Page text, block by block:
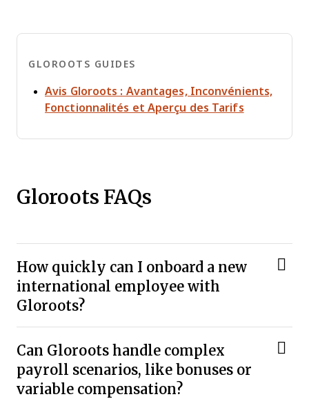
GLOROOTS GUIDES
Avis Gloroots : Avantages, Inconvénients,
Fonctionnalités et Aperçu des TarifsOpens new
Gloroots FAQs
How quickly can I onboard a new
international employee with
Gloroots?
Can Gloroots handle complex
payroll scenarios, like bonuses or
variable compensation?